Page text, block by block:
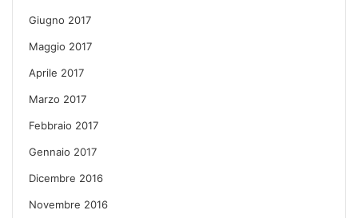
Giugno 2017
Maggio 2017
Aprile 2017
Marzo 2017
Febbraio 2017
Gennaio 2017
Dicembre 2016
Novembre 2016